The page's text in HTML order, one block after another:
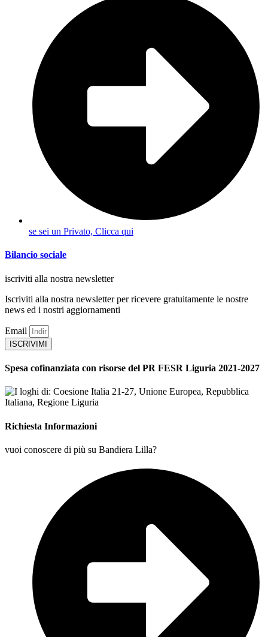
se sei un Privato, Clicca qui
Bilancio sociale
iscriviti alla nostra newsletter
Iscriviti alla nostra newsletter per ricevere gratuitamente le nostre
news ed i nostri aggiornamenti
Email
ISCRIVIMI
Spesa cofinanziata con risorse del PR FESR Liguria 2021-2027
Richiesta Informazioni
vuoi conoscere di più su Bandiera Lilla?